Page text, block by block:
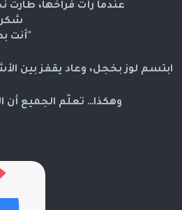
عندما رأت فراخها،
"أنت
ابتسم لوز بخجل، وعاد يقفز بين
وهكذا… تعلّم الجميع